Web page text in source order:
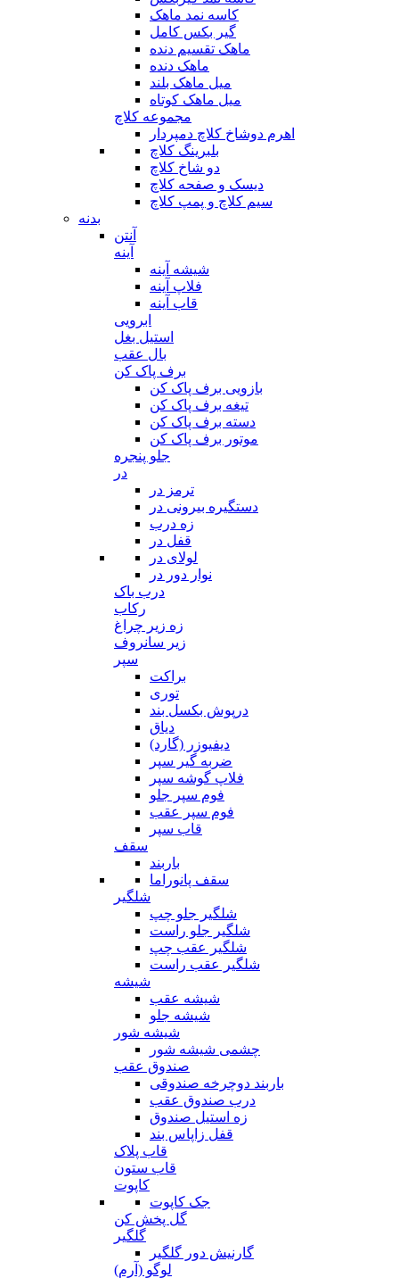
کاسه نمد ماهک
گیر بکس کامل
ماهک تقسیم دنده
ماهک دنده
میل ماهک بلند
میل ماهک کوتاه
مجموعه کلاچ
اهرم دوشاخ کلاچ دمپردار
بلبرینگ کلاچ
دو شاخ کلاچ
دیسک و صفحه کلاچ
سیم کلاچ و پمپ کلاچ
بدنه
آنتن
آینه
شیشه آینه
فلاپ آینه
قاب آینه
ابرویی
استیل بغل
بال عقب
برف پاک کن
بازویی برف پاک کن
تیغه برف پاک کن
دسته برف پاک کن
موتور برف پاک کن
جلو پنجره
در
ترمز در
دستگیره بیرونی در
زه درب
قفل در
لولای در
نوار دور در
درب باک
رکاب
زه زیر چراغ
زیر سانروف
سپر
براکت
توری
درپوش بکسل بند
دیاق
دیفیوزر (گارد)
ضربه گیر سپر
فلاپ گوشه سپر
فوم سپر جلو
فوم سپر عقب
قاب سپر
سقف
باربند
سقف پانوراما
شلگیر
شلگیر جلو چپ
شلگیر جلو راست
شلگیر عقب چپ
شلگیر عقب راست
شیشه
شیشه عقب
شیشه جلو
شیشه شور
چشمی شیشه شور
صندوق عقب
باربند دوچرخه صندوقی
درب صندوق عقب
زه استیل صندوق
قفل زاپاس بند
قاب پلاک
قاب ستون
کاپوت
جک کاپوت
گل پخش کن
گلگیر
گارنیش دور گلگیر
لوگو (آرم)